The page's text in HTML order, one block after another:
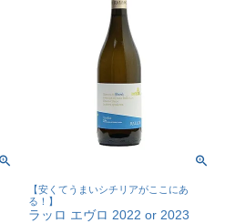
【安くてうまいシチリアがここにあ
る！】
ラッロ エヴロ 2022 or 2023